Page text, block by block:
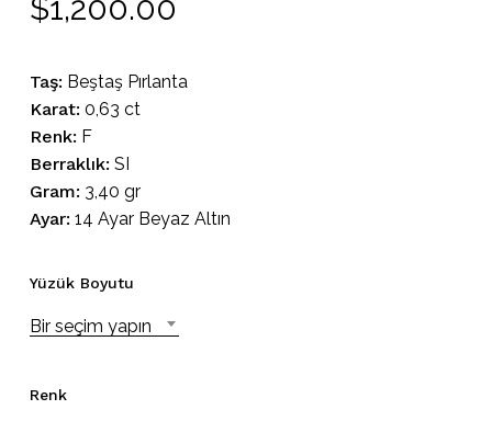
$1,200.00
Taş: Beştaş Pırlanta
Karat: 0,63 ct
Renk: F
Berraklık: SI
Gram: 3,40 gr
Ayar: 14 Ayar Beyaz Altın
Yüzük Boyutu
Bir seçim yapın
Renk